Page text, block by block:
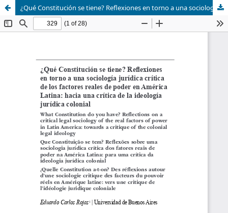
¿Qué Constitución se tiene? Reflexiones en torno a una sociología jurídica crítica de los factores reales de poder en América Latina: hacia una crítica de la ideología jurídica colonial